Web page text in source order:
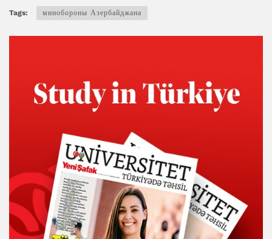
Tags: минобороны Азербайджана